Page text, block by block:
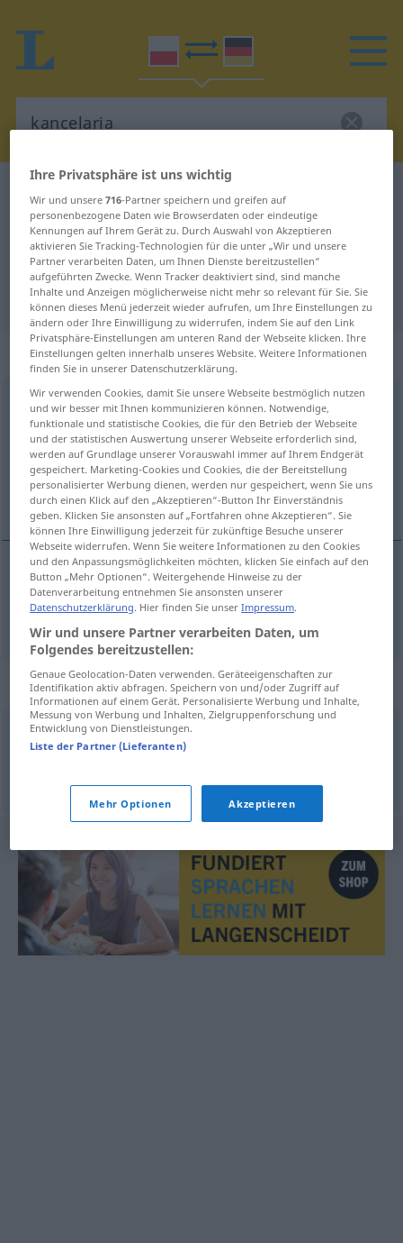
Polnisch-Deutsch Übersetzung für
"kancelaria"
"kancelaria" Deutsch Übersetzung
„kancelaria“: rodzaj żeński
kancelariaf <gendatlok-ii;-e>
Übersicht aller Übersetzungen
(Für mehr Details die Übersetzung anklicken/antippen)
Kanzlei
Kanzleif kancelaria
Synonyme für "kancelaria"
biuro,gabinet,sekretariat
© LibreOffice
Ihre Privatsphäre ist uns wichtig
Wir und unsere716-Partner speichern und greifen auf
personenbezogene Daten wie Browserdaten oder eindeutige
Kennungen auf Ihrem Gerät zu. Durch Auswahl von Akzeptieren
aktivieren Sie Tracking-Technologien für die unter „Wir und unsere
Partner verarbeiten Daten, um Ihnen Dienste bereitzustellen“
aufgeführten Zwecke. Wenn Tracker deaktiviert sind, sind manche
Inhalte und Anzeigen möglicherweise nicht mehr so relevant für Sie. Sie
können dieses Menü jederzeit wieder aufrufen, um Ihre Einstellungen zu
ändern oder Ihre Einwilligung zu widerrufen, indem Sie auf den Link
Privatsphäre-Einstellungen am unteren Rand der Webseite klicken. Ihre
Einstellungen gelten innerhalb unseres Website. Weitere Informationen
finden Sie in unserer Datenschutzerklärung.
Wir verwenden Cookies, damit Sie unsere Webseite bestmöglich nutzen
und wir besser mit Ihnen kommunizieren können. Notwendige,
funktionale und statistische Cookies, die für den Betrieb der Webseite
und der statistischen Auswertung unserer Webseite erforderlich sind,
werden auf Grundlage unserer Vorauswahl immer auf Ihrem Endgerät
gespeichert. Marketing-Cookies und Cookies, die der Bereitstellung
personalisierter Werbung dienen, werden nur gespeichert, wenn Sie uns
durch einen Klick auf den „Akzeptieren“-Button Ihr Einverständnis
geben. Klicken Sie ansonsten auf „Fortfahren ohne Akzeptieren“. Sie
können Ihre Einwilligung jederzeit für zukünftige Besuche unserer
Webseite widerrufen. Wenn Sie weitere Informationen zu den Cookies
und den Anpassungsmöglichkeiten möchten, klicken Sie einfach auf den
Button „Mehr Optionen“. Weitergehende Hinweise zu der
Datenverarbeitung entnehmen Sie ansonsten unserer
Datenschutzerklärung. Hier finden Sie unserImpressum.
Wir und unsere Partner verarbeiten Daten, um
Folgendes bereitzustellen:
Genaue Geolocation-Daten verwenden. Geräteeigenschaften zur
Identifikation aktiv abfragen. Speichern von und/oder Zugriff auf
Informationen auf einem Gerät. Personalisierte Werbung und Inhalte,
Messung von Werbung und Inhalten, Zielgruppenforschung und
Entwicklung von Dienstleistungen.
Liste der Partner (Lieferanten)
Mehr Optionen Akzeptieren